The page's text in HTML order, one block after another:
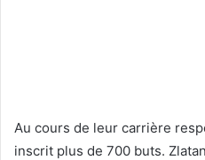
Au cours de leur carrière
inscrit plus de 700 buts.